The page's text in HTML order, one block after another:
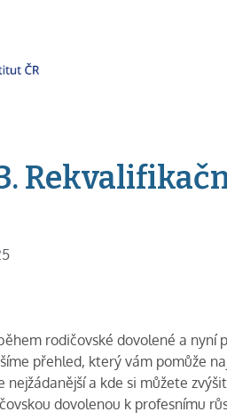
rodičovské dovolené a nyní
přehled, který vám pomůže
a kde si můžete
dovolenou k profesnímu